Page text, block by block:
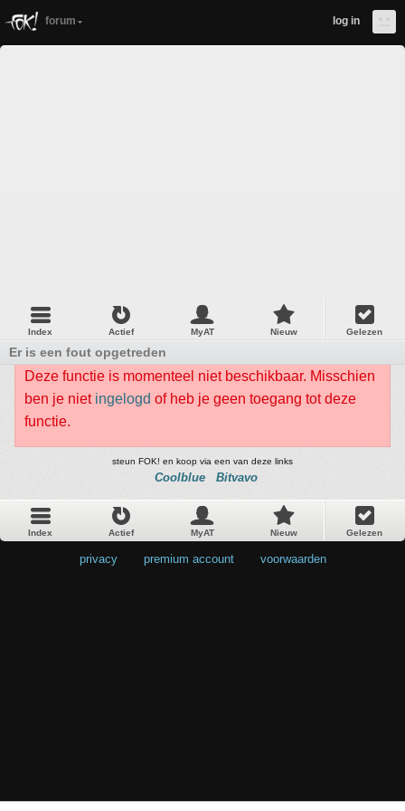
forum log in
Index Actief MyAT Nieuw Gelezen
Er is een fout opgetreden
Deze functie is momenteel niet beschikbaar. Misschien
ben je niet ingelogd of heb je geen toegang tot deze
functie.
steun FOK! en koop via een van deze links
Coolblue Bitvavo
Index Actief MyAT Nieuw Gelezen
privacy premium account voorwaarden